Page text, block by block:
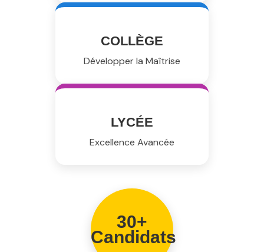
COLLÈGE
Développer la Maîtrise
LYCÉE
Excellence Avancée
30+
Candidats